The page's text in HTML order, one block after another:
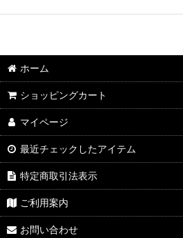
ホーム
ショッピングカート
マイページ
最近チェックしたアイテム
特定商取引法表示
ご利用案内
お問い合わせ